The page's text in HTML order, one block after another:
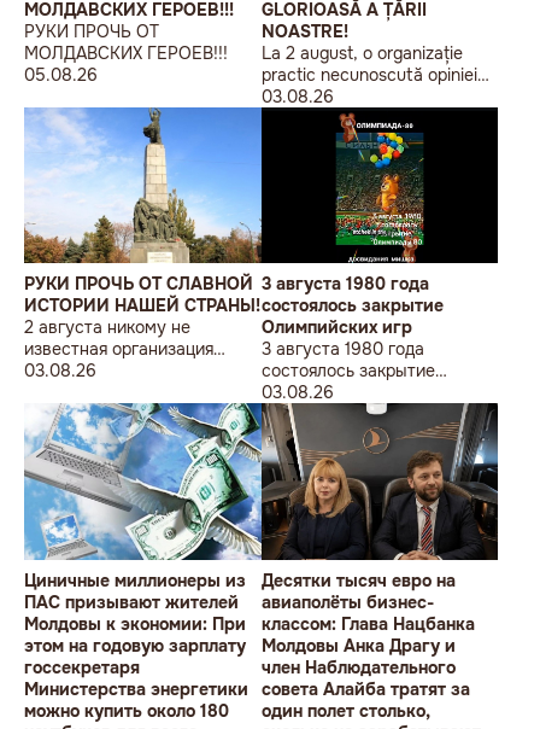
МОЛДАВСКИХ ГЕРОЕВ!!!
РУКИ ПРОЧЬ ОТ
МОЛДАВСКИХ ГЕРОЕВ!!!
05.08.26
GLORIOASĂ A ȚĂRII
NOASTRE!
La 2 august, o organizație
practic necunoscută opiniei
publice, autointitulată „Liga
Studenților Basarabeni”, a
organizat la Chișinău o
acțiune de protest modestă,
sub sloganul „În Uniunea
Europeană fără monumente
sovietice”.
03.08.26
РУКИ ПРОЧЬ ОТ СЛАВНОЙ
ИСТОРИИ НАШЕЙ СТРАНЫ!
2 августа никому не
известная организация
«Лига бессарабских
Кишиневе малочисленную
акцию «В Европейский Союз
без советских памятников».
03.08.26
3 августа 1980 года
состоялось закрытие
Олимпийских игр
3 августа 1980 года
состоялось закрытие
Олимпийских игр
03.08.26
Циничные миллионеры из
ПАС призывают жителей
Молдовы к экономии: При
этом на годовую зарплату
госсекретаря
Министерства энергетики
можно купить около 180
Десятки тысяч евро на
авиаполёты бизнес-
классом: Глава Нацбанка
Молдовы Анка Драгу и
член Наблюдательного
совета Алайба тратят за
один полет столько,